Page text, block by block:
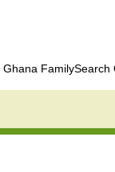
Ghana FamilySearch